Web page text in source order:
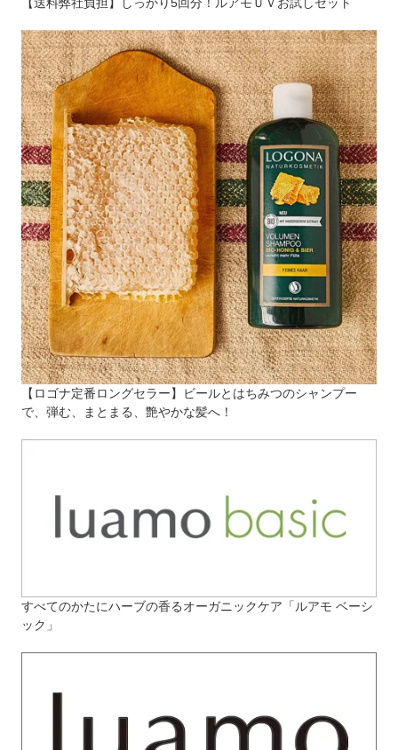
【ロゴナ定番ロングセラー】ビールとはちみつのシャンプー
で、弾む、まとまる、艶やかな髪へ！
すべてのかたにハーブの香るオーガニックケア「ルアモ ベーシ
ック」